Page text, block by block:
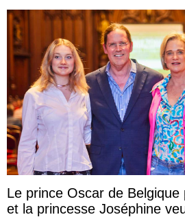
Le prince Oscar de
et la princesse Joséphine